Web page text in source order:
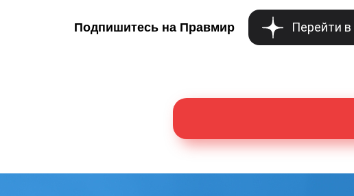
Подпишитесь на Правмир Перейти в